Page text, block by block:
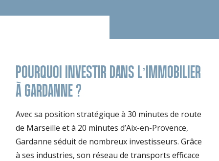
POURQUOI INVESTIR DANS L’IMMOBILIER
À GARDANNE ?
Avec sa position stratégique à 30 minutes de route
de Marseille et à 20 minutes d’Aix-en-Provence,
Gardanne séduit de nombreux investisseurs. Grâce
à ses industries, son réseau de transports efficace